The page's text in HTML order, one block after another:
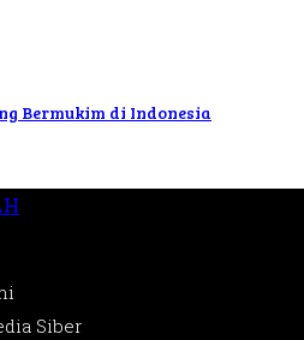
Bermukim di Indonesia
Siber